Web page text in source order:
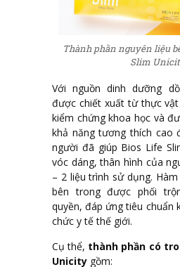
Thành phần nguyên liệu
Slim
Với nguồn dinh dưỡng
được chiết xuất từ thực
kiểm chứng khoa học và
khả năng tương thích cao
người đã giúp Bios Life
vóc dáng, thân hình của
– 2 liệu trình sử dụng.
bên trong được phối
quyền, đáp ứng tiêu chuẩn
chức y tế thế giới.
Cụ thể, thành phần có
Unicity gồm: